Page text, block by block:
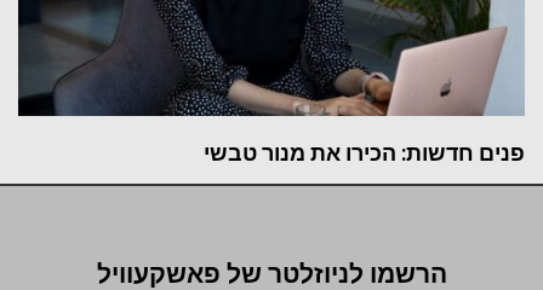
פנים חדשות: הכירו את מנור טבשי
הרשמו לניוזלטר של פאשקעוויל